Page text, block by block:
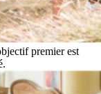
premier est